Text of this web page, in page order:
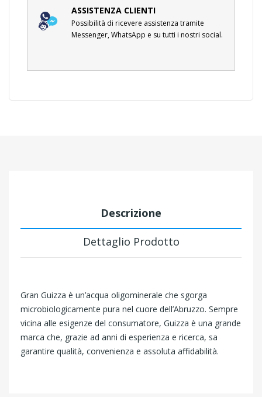
ASSISTENZA CLIENTI
Possibilità di ricevere assistenza tramite
Messenger, WhatsApp e su tutti i nostri social.
Descrizione
Dettaglio Prodotto
Gran Guizza è un’acqua oligominerale che sgorga
microbiologicamente pura nel cuore dell’Abruzzo. Sempre
vicina alle esigenze del consumatore, Guizza è una grande
marca che, grazie ad anni di esperienza e ricerca, sa
garantire qualità, convenienza e assoluta affidabilità.